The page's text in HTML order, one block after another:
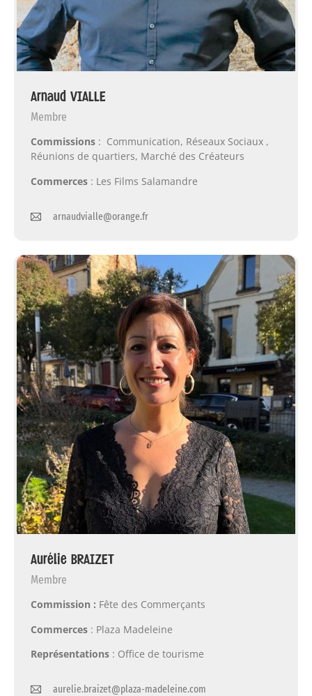
Arnaud VIALLE
Membre
Commissions : Communication, Réseaux Sociaux ,
Réunions de quartiers, Marché des Créateurs
Commerces : Les Films Salamandre
arnaudvialle@orange.fr
Aurélie BRAIZET
Membre
Commission : Fête des Commerçants
Commerces : Plaza Madeleine
Représentations : Office de tourisme
aurelie.braizet@plaza-madeleine.com